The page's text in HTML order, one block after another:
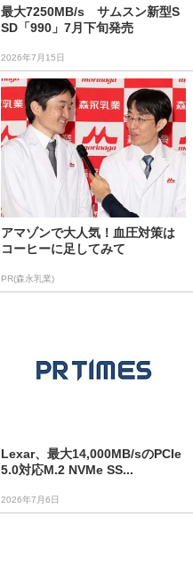
最大7250MB/s サムスン新型S
SD「990」7月下旬発売
2026年7月15日
アマゾンで大人気！血圧対策は
コーヒーに足してみて
PR(森永乳業)
Lexar、最大14,000MB/sのPCIe
5.0対応M.2 NVMe SS...
2026年7月6日